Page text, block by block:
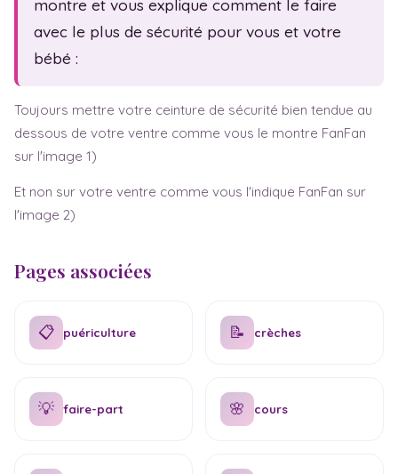
Sem. d'aménorrhée
montre et vous explique comment le faire
avec le plus de sécurité pour vous et votre
bébé :
Toujours mettre votre ceinture de sécurité bien tendue au
dessous de votre ventre comme vous le montre FanFan
sur l'image 1)
Et non sur votre ventre comme vous l'indique FanFan sur
l'image 2)
Pages associées
📋 puériculture 📝 crèches
💡 faire-part 🌸 cours